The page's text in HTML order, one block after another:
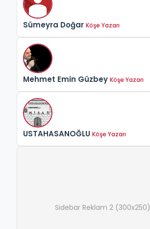
Sümeyra Doğar Köşe Yazarı
Mehmet Emin Güzbey Köşe Yazarı
USTAHASANOĞLU Köşe Yazarı
Sidebar Reklam 2 (300x250)